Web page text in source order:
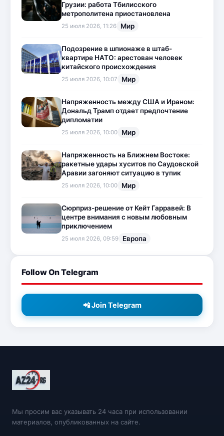
Грузии: работа Тбилисского
метрополитена приостановлена
25 июля 2026, 11:26 Мир
Подозрение в шпионаже в штаб-
квартире НАТО: арестован человек
китайского происхождения
25 июля 2026, 10:07 Мир
Напряженность между США и Ираном:
Дональд Трамп отдает предпочтение
дипломатии
25 июля 2026, 10:00 Мир
Напряженность на Ближнем Востоке:
ракетные удары хуситов по Саудовской
Аравии загоняют ситуацию в тупик
25 июля 2026, 10:00 Мир
Сюрприз-решение от Кейт Гарравей: В
центре внимания с новым любовным
приключением
25 июля 2026, 09:59 Европа
Follow On Telegram
📲 Join Telegram
Мы просим вас указывать 24 часа при использовании
материалов, опубликованных на сайте.